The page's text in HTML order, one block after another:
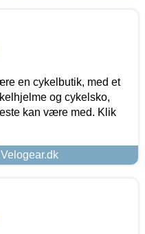
en cykelbutik, med et
og cykelsko,
kan være med. Klik